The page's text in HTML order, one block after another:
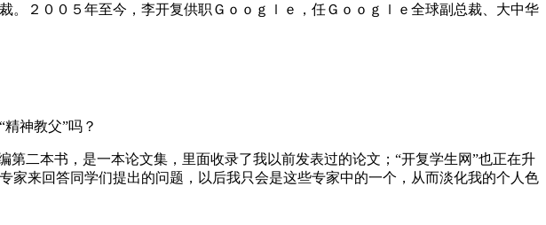
２００５年至今，李开复供职Ｇｏｏｇｌｅ，任Ｇｏｏｇｌｅ全球副总裁、大中华
神教父”吗？
二本书，是一本论文集，里面收录了我以前发表过的论文；“开复学生网”也正在升
来回答同学们提出的问题，以后我只会是这些专家中的一个，从而淡化我的个人色